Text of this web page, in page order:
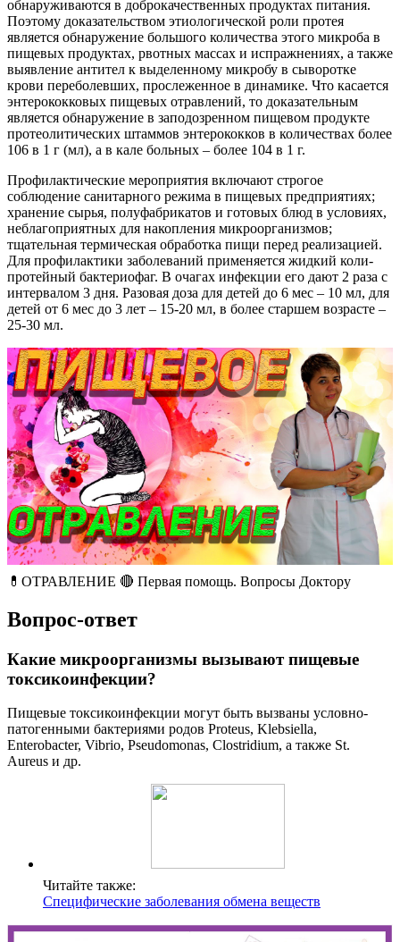
обнаруживаются в доброкачественных продуктах питания.
Поэтому доказательством этиологической роли протея
является обнаружение большого количества этого микроба в
пищевых продуктах, рвотных массах и испражнениях, а также
выявление антител к выделенному микробу в сыворотке
крови переболевших, прослеженное в динамике. Что касается
энтерококковых пищевых отравлений, то доказательным
является обнаружение в заподозренном пищевом продукте
протеолитических штаммов энтерококков в количествах более
106 в 1 г (мл), а в кале больных – более 104 в 1 г.
Профилактические мероприятия включают строгое
соблюдение санитарного режима в пищевых предприятиях;
хранение сырья, полуфабрикатов и готовых блюд в условиях,
неблагоприятных для накопления микроорганизмов;
тщательная термическая обработка пищи перед реализацией.
Для профилактики заболеваний применяется жидкий коли-
протейный бактериофаг. В очагах инфекции его дают 2 раза с
интервалом 3 дня. Разовая доза для детей до 6 мес – 10 мл, для
детей от 6 мес до 3 лет – 15-20 мл, в более старшем возрасте –
25-30 мл.
💊ОТРАВЛЕНИЕ 🔴 Первая помощь. Вопросы Доктору
Вопрос-ответ
Какие микроорганизмы вызывают пищевые
токсикоинфекции?
Пищевые токсикоинфекции могут быть вызваны условно-
патогенными бактериями родов Proteus, Klebsiella,
Enterobacter, Vibrio, Pseudomonas, Clostridium, а также St.
Aureus и др.
Читайте также:
Специфические заболевания обмена веществ